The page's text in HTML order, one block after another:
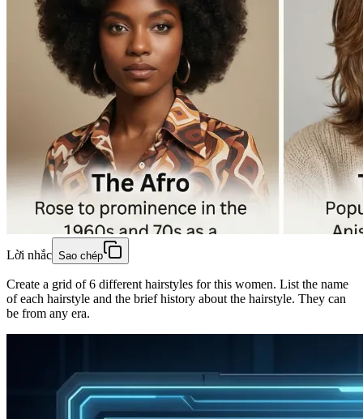
Lời nhắc Sao chép
Create a grid of 6 different hairstyles for this women. List the name
of each hairstyle and the brief history about the hairstyle. They can
be from any era.